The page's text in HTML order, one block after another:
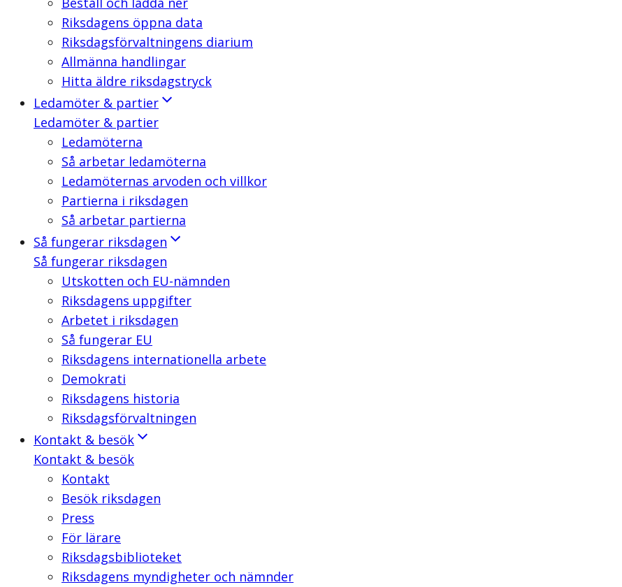
Riksdagens öppna data
Riksdagsförvaltningens diarium
Allmänna handlingar
Hitta äldre riksdagstryck
Ledamöter & partier
Ledamöter & partier
Ledamöterna
Så arbetar ledamöterna
Ledamöternas arvoden och villkor
Partierna i riksdagen
Så arbetar partierna
Så fungerar riksdagen
Så fungerar riksdagen
Utskotten och EU-nämnden
Riksdagens uppgifter
Arbetet i riksdagen
Så fungerar EU
Riksdagens internationella arbete
Demokrati
Riksdagens historia
Riksdagsförvaltningen
Kontakt & besök
Kontakt & besök
Kontakt
Besök riksdagen
Press
För lärare
Riksdagsbiblioteket
Riksdagens myndigheter och nämnder